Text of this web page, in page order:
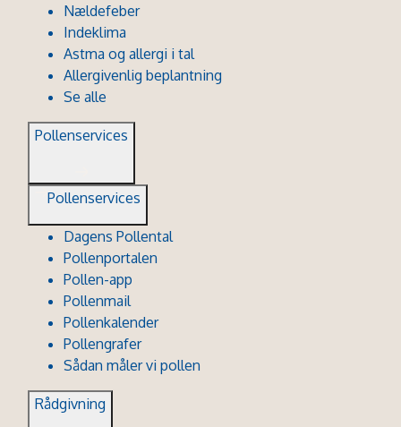
Nældefeber
Indeklima
Astma og allergi i tal
Allergivenlig beplantning
Se alle
Pollenservices
Pollenservices
Dagens Pollental
Pollenportalen
Pollen-app
Pollenmail
Pollenkalender
Pollengrafer
Sådan måler vi pollen
Rådgivning